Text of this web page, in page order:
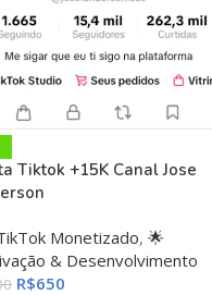
Tiktok +15K Canal Jose
Monetizado, 🌟
& Desenvolvimento
R$650